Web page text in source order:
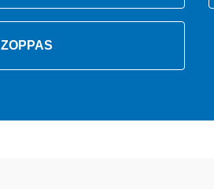
ZOPPAS